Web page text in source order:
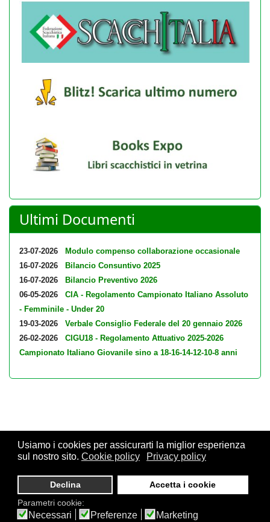
Usiamo i cookies per assicurarti la miglior esperienza
sul nostro sito. Cookie policy Privacy policy
Declina
Accetta i cookie
Parametri cookie:
Necessari Preferenze Marketing
Ultimi Documenti
23-07-2026
Modulo compenso collaborazione occasionale
16-07-2026
Bilancio Consuntivo 2025
16-07-2026
Bilancio Preventivo 2026
06-05-2026
CIA - Regolamento Campionato Italiano Assoluto
- Femminile - Under 20
19-03-2026
Verbale Consiglio Federale del 20 gennaio 2026
26-02-2026
CIGU18 - Regolamento Attuativo 2025-2026
Campionato Italiano Giovanile sino a 18-16-14-12-10-8 anni
Giovanna, 12 - 20129 Milano - CF. 80105170155 - P. Iva
10013490155 - Email fsi@federscacchi.it - Tel. 02.86464369 -
Privacy